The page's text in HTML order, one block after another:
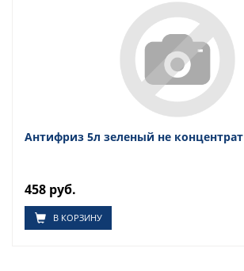
Антифриз 5л зеленый не концентрат
458 руб.
В КОРЗИНУ